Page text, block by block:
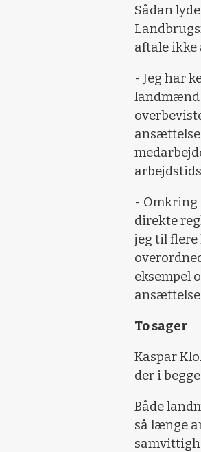
Sådan
aftale ikke
- Jeg har
landmænd
- Omkring
direkte
jeg til flere
eksempel
To sager
Kaspar
der i
Både
så længe